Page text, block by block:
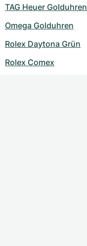
TAG Heuer Golduhren
Omega Golduhren
Rolex Daytona Grün
Rolex Comex